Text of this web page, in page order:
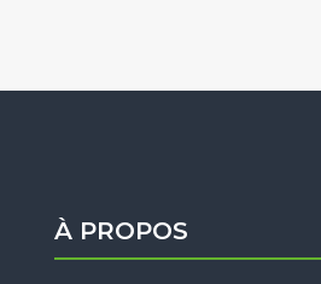
À PROPOS